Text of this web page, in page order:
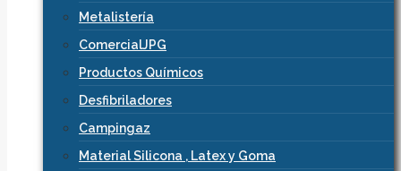
Metalistería
ComercialJPG
Productos Químicos
Desfibriladores
Campingaz
Material Silicona , Latex y Goma